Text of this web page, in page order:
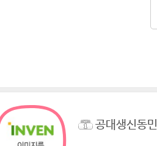
공대생신동민